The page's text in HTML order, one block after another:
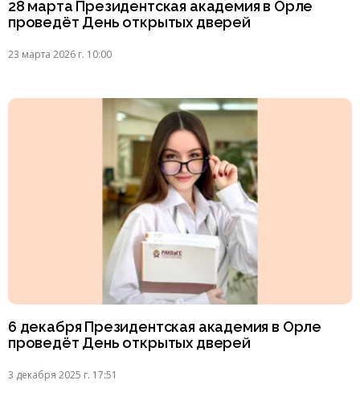
28 марта Президентская академия в Орле
проведёт День открытых дверей
23 марта 2026 г. 10:00
6 декабря Президентская академия в Орле
проведёт День открытых дверей
3 декабря 2025 г. 17:51